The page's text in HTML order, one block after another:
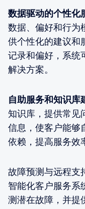
数据驱动的个性化
数据、偏好和行为
供个性化的建议和
记录和偏好，系统
解决方案。
自助服务和知识库
知识库，提供常见
信息，使客户能够
依赖，提高服务效
故障预测与远程支
智能化客户服务系
测潜在故障，并提